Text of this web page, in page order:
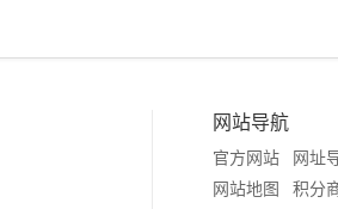
网站导航
官方网站
网址
网站地图
积分